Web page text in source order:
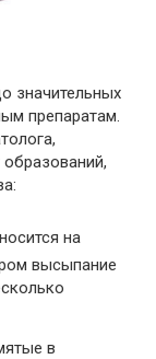
значительных
препаратам.
на
высыпание
в